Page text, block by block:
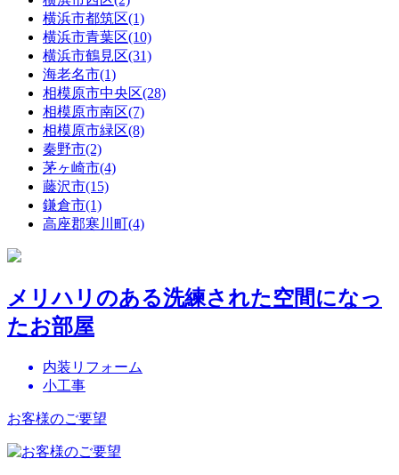
横浜市都筑区(1)
横浜市青葉区(10)
横浜市鶴見区(31)
海老名市(1)
相模原市中央区(28)
相模原市南区(7)
相模原市緑区(8)
秦野市(2)
茅ヶ崎市(4)
藤沢市(15)
鎌倉市(1)
高座郡寒川町(4)
メリハリのある洗練された空間になっ
たお部屋
内装リフォーム
小工事
お客様のご要望